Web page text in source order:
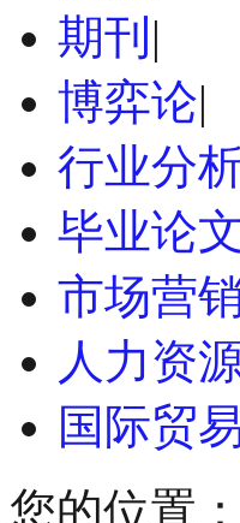
期刊 |
博弈论|
行业分
毕业论文
市场营
人力资
国际贸
您的位置：